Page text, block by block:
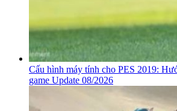
Cấu hình máy tính cho PES 2019:
game Update 08/2026